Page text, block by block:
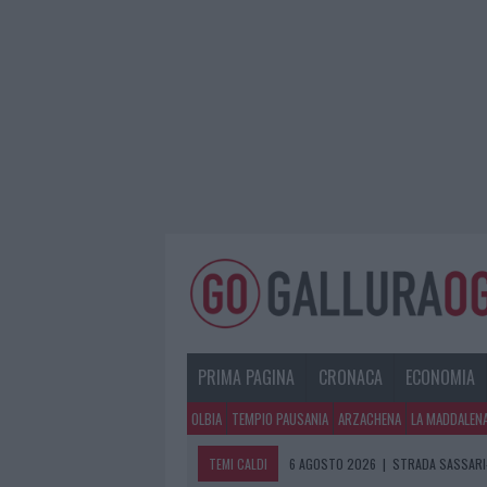
PRIMA PAGINA CRONACA ECONOMIA
OLBIA TEMPIO PAUSANIA ARZACHENA LA
TEMI CALDI 6 AGOSTO 2026 | STRADA
6 AGOSTO 2026
EVENTI IN